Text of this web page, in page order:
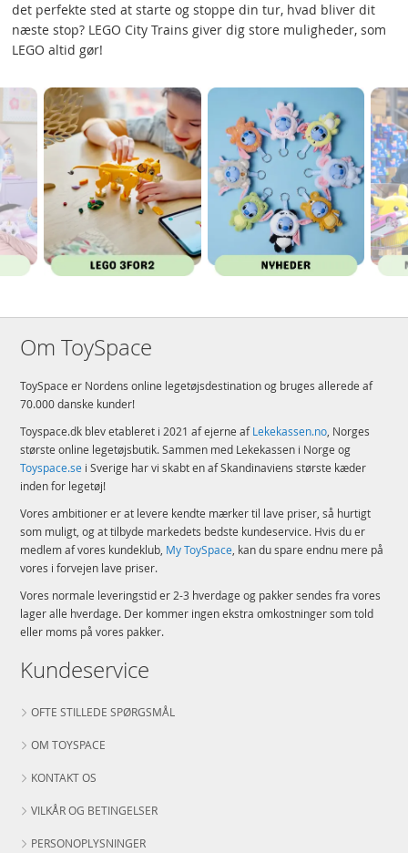
det perfekte sted at starte og stoppe din tur, hvad bliver dit
næste stop? LEGO City Trains giver dig store muligheder, som
LEGO altid gør!
Om ToySpace
ToySpace er Nordens online legetøjsdestination og bruges allerede af
70.000 danske kunder!
Toyspace.dk blev etableret i 2021 af ejerne afLekekassen.no, Norges
største online legetøjsbutik. Sammen med Lekekassen i Norge og
Toyspace.se i Sverige har vi skabt en af Skandinaviens største kæder
inden for legetøj!
Vores ambitioner er at levere kendte mærker til lave priser, så hurtigt
som muligt, og at tilbyde markedets bedste kundeservice. Hvis du er
medlem af vores kundeklub, My ToySpace, kan du spare endnu mere på
vores i forvejen lave priser.
Vores normale leveringstid er 2-3 hverdage og pakker sendes fra vores
lager alle hverdage. Der kommer ingen ekstra omkostninger som told
eller moms på vores pakker.
Kundeservice
OFTE STILLEDE SPØRGSMÅL
OM TOYSPACE
KONTAKT OS
VILKÅR OG BETINGELSER
PERSONOPLYSNINGER